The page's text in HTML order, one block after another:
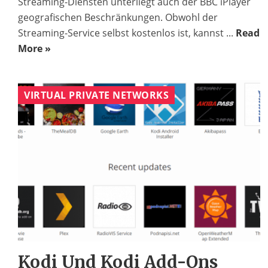
geografischen Beschränkungen. Obwohl der
Streaming-Service selbst kostenlos ist, kannst ... Read
More »
VIRTUAL PRIVATE NETWORKS
Kodi Und Kodi Add-Ons